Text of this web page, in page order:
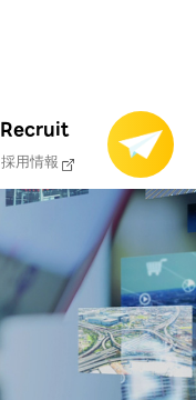
Recruit
採用情報